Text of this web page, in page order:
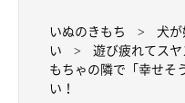
いぬのきもち 犬が
い
遊び疲れてス
もちゃの隣で「幸せそ
い！